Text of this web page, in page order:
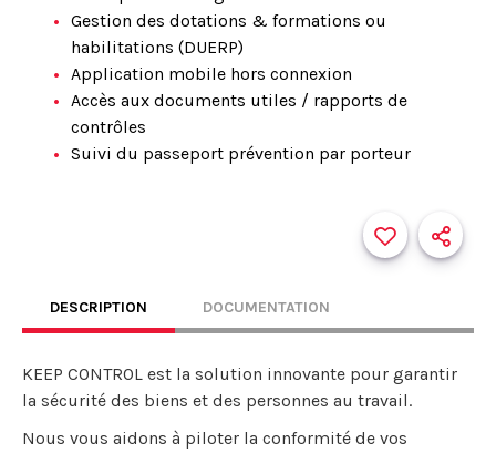
Gestion des dotations & formations ou
habilitations (DUERP)
Application mobile hors connexion
Accès aux documents utiles / rapports de
contrôles
Suivi du passeport prévention par porteur
DESCRIPTION DOCUMENTATION
KEEP CONTROL est la solution innovante pour garantir
la sécurité des biens et des personnes au travail.
Nous vous aidons à piloter la conformité de vos